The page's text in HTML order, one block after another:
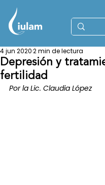
Depresión y
fertilidad
4 jun 20202 min de lectura
Por la Lic. Claudia López